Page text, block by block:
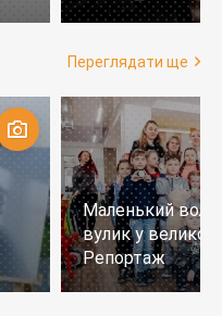
тих, хто не
Переглядати ще
Маленький
вулик у
Репортаж